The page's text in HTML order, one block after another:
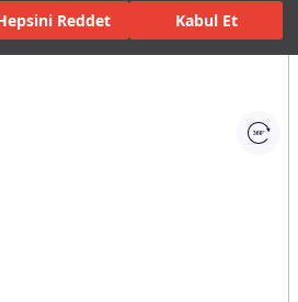
Reddet Kabul Et